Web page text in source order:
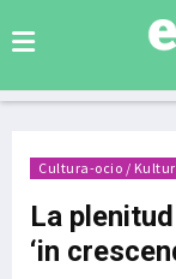
Cultura-ocio /
La
‘in